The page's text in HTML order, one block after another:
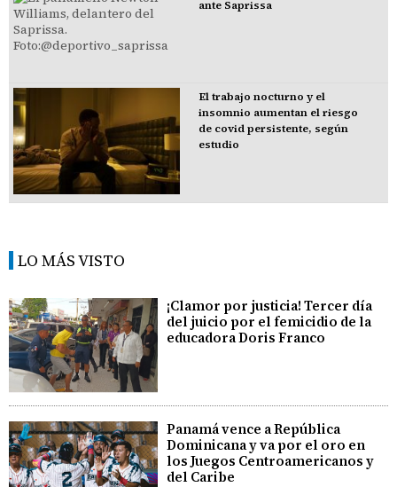
ante Saprissa
El trabajo nocturno y el
insomnio aumentan el riesgo
de covid persistente, según
estudio
LO MÁS VISTO
¡Clamor por justicia! Tercer día
del juicio por el femicidio de la
educadora Doris Franco
Panamá vence a República
Dominicana y va por el oro en
los Juegos Centroamericanos y
del Caribe